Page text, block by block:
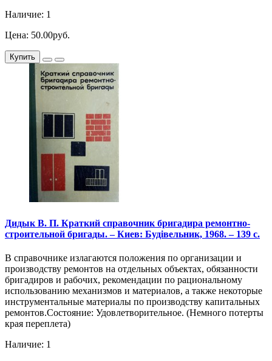
Наличие: 1
Цена: 50.00руб.
Купить
Дидык В. П. Краткий справочник бригадира ремонтно-
строительной бригады. – Киев: Будiвельник, 1968. – 139 с.
В справочнике излагаются положения по организации и
производству ремонтов на отдельных объектах, обязанности
бригадиров и рабочих, рекомендации по рациональному
использованию механизмов и материалов, а также некоторые
инструментальные материалы по производству капитальных
ремонтов.Состояние: Удовлетворительное. (Немного потерты
края переплета)
Наличие: 1